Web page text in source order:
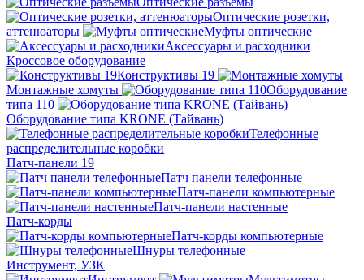
Оптические розетки,
аттенюаторы
Муфты оптические
Аксессуары и расходники
Кроссовое оборудование
Конструктивы 19
Монтажные хомуты
Оборудование
типа 110
Оборудование типа KRONE (Тайвань)
Телефонные
распределительные коробки
Патч-панели 19
Патч панели телефонные
Патч-панели компьютерные
Патч-панели настенные
Патч-корды
Патч-корды компьютерные
Шнуры телефонные
Инструмент, УЗК